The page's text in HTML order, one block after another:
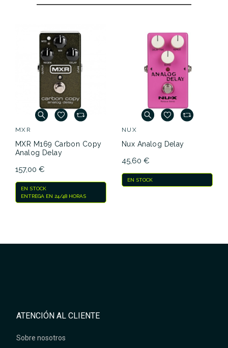
MXR
MXR M169 Carbon Copy
Analog Delay
157,00 €
EN STOCK
ENTREGA EN 24/48 HORAS
NUX
Nux Analog Delay
45,60 €
EN STOCK
ATENCIÓN AL CLIENTE
Sobre nosotros